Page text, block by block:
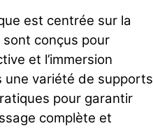
est centrée sur la
conçus pour
et l’immersion
une variété de supports
pour garantir
complète et